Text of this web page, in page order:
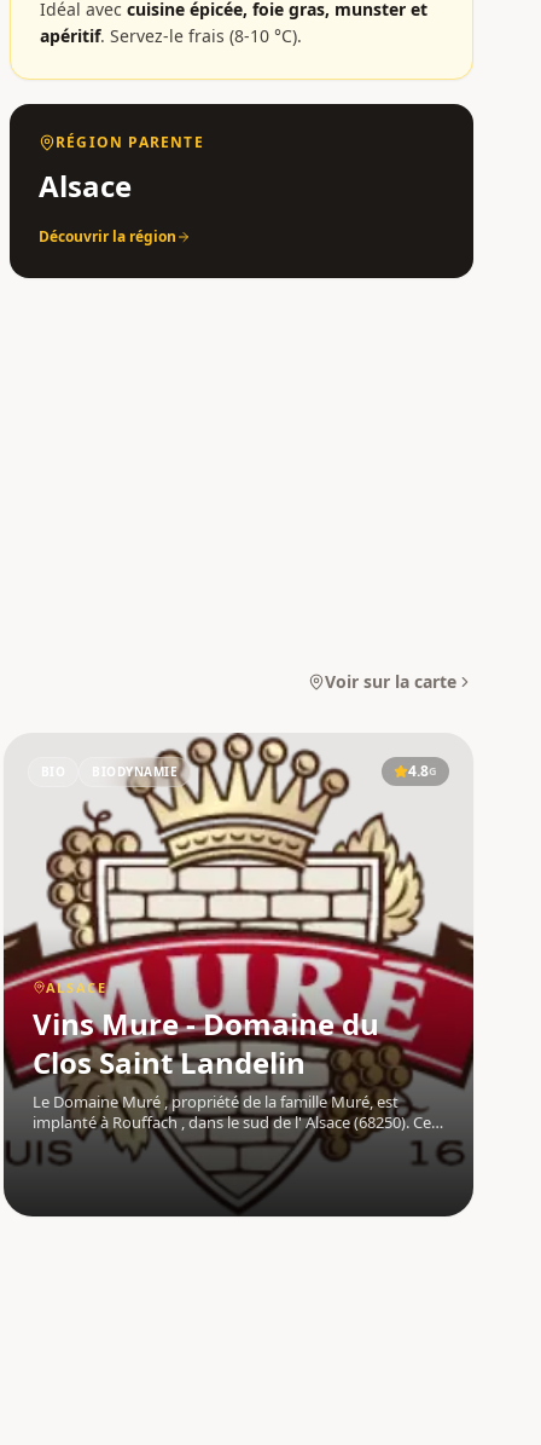
Idéal avec cuisine épicée, foie gras, munster et
apéritif. Servez-le frais (8-10 °C).
RÉGION PARENTE
Alsace
Découvrir la région
Voir sur la carte
BIO BIODYNAMIE 4.8G
ALSACE
Vins Mure - Domaine du
Clos Saint Landelin
Le Domaine Muré , propriété de la famille Muré, est
implanté à Rouffach , dans le sud de l' Alsace (68250). Ce
vignoble d'exception occupe un coteau calcaire de 15
hectares, exposé plein sud, bénéficiant d'un climat chaud